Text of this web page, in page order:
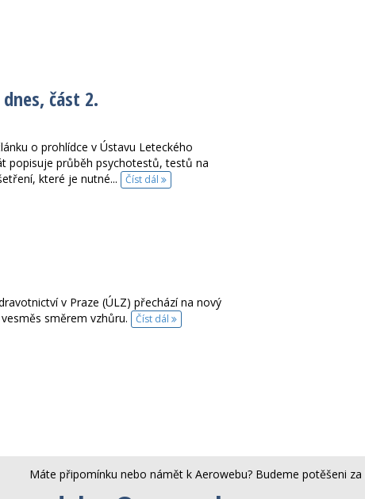
část 2.
o prohlídce v Ústavu Leteckého
popisuje průběh psychotestů, testů na
které je nutné...
Číst dál
v Praze (ÚLZ) přechází na nový
směrem vzhůru.
Číst dál
Máte připomínku nebo námět k Aerowebu? Budeme potěšeni za